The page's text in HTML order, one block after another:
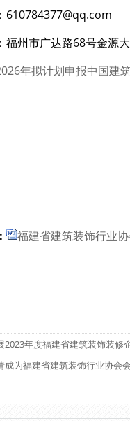
610784377@qq.com
福州市广达路68号金源
年拟计划申报中国建
福建省建筑装饰行业
2023年度福建省建筑装饰装修
成为福建省建筑装饰行业协会